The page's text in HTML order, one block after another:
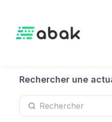
Rechercher une